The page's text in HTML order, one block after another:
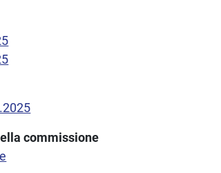
commissione